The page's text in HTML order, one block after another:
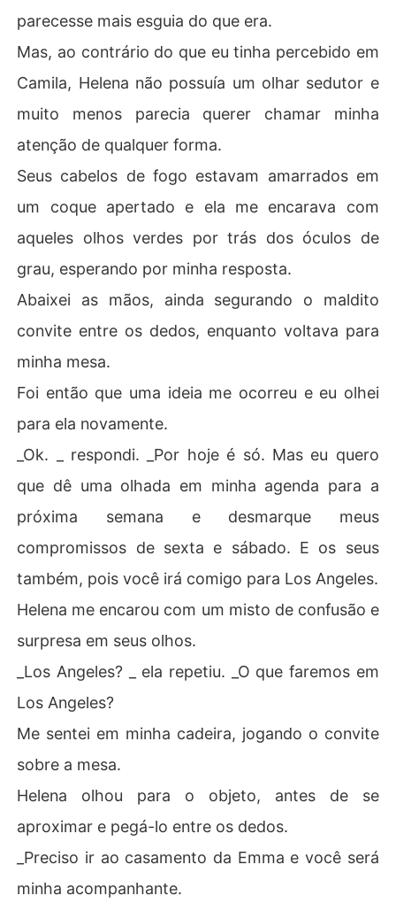
parecesse mais esguia do que era.
Mas, ao contrário do que eu tinha percebido em
Camila, Helena não possuía um olhar sedutor e
muito menos parecia querer chamar minha
atenção de qualquer forma.
Seus cabelos de fogo estavam amarrados em
um coque apertado e ela me encarava com
aqueles olhos verdes por trás dos óculos de
grau, esperando por minha resposta.
Abaixei as mãos, ainda segurando o maldito
convite entre os dedos, enquanto voltava para
minha mesa.
Foi então que uma ideia me ocorreu e eu olhei
para ela novamente.
_Ok. _ respondi. _Por hoje é só. Mas eu quero
que dê uma olhada em minha agenda para a
próxima semana e desmarque meus
compromissos de sexta e sábado. E os seus
também, pois você irá comigo para Los Angeles.
Helena me encarou com um misto de confusão e
surpresa em seus olhos.
_Los Angeles? _ ela repetiu. _O que faremos em
Los Angeles?
Me sentei em minha cadeira, jogando o convite
sobre a mesa.
Helena olhou para o objeto, antes de se
aproximar e pegá-lo entre os dedos.
_Preciso ir ao casamento da Emma e você será
minha acompanhante.